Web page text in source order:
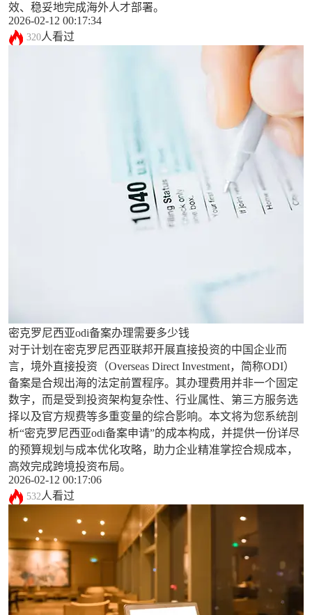
效、稳妥地完成海外人才部署。
2026-02-12 00:17:34
320人看过
密克罗尼西亚odi备案办理需要多少钱
对于计划在密克罗尼西亚联邦开展直接投资的中国企业而
言，境外直接投资（Overseas Direct Investment，简称ODI）
备案是合规出海的法定前置程序。其办理费用并非一个固定
数字，而是受到投资架构复杂性、行业属性、第三方服务选
择以及官方规费等多重变量的综合影响。本文将为您系统剖
析“密克罗尼西亚odi备案申请”的成本构成，并提供一份详尽
的预算规划与成本优化攻略，助力企业精准掌控合规成本，
高效完成跨境投资布局。
2026-02-12 00:17:06
532人看过